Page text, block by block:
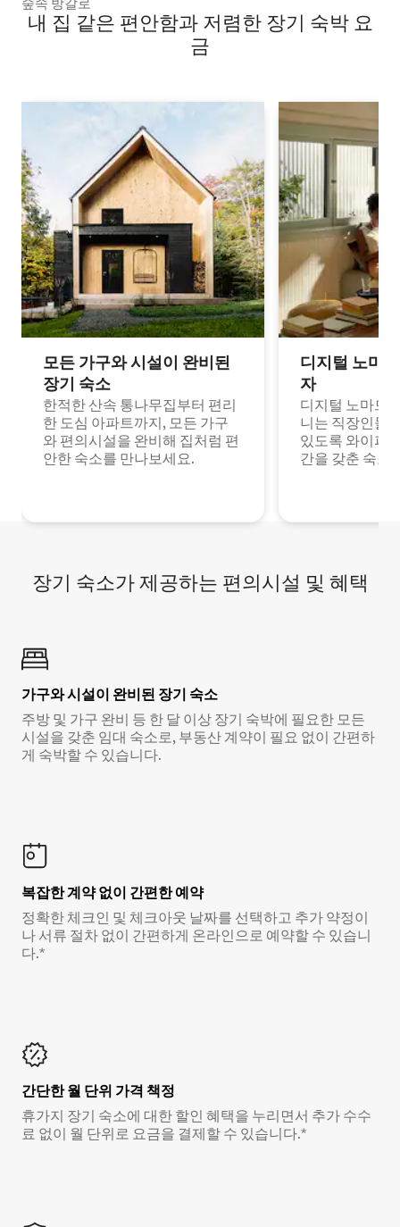
내 집 같은 편안함과 저렴한 장기 숙박 요
금
모든 가구와 시설이 완비된
장기 숙소
한적한 산속 통나무집부터 편리
한 도심 아파트까지, 모든 가구
와 편의시설을 완비해 집처럼 편
안한 숙소를 만나보세요.
디지털 노마
자
디지털 노마드
니는 직장인들
있도록 와이파
간을 갖춘 숙소
장기 숙소가 제공하는 편의시설 및 혜택
가구와 시설이 완비된 장기 숙소
주방 및 가구 완비 등 한 달 이상 장기 숙박에 필요한 모든
시설을 갖춘 임대 숙소로, 부동산 계약이 필요 없이 간편하
게 숙박할 수 있습니다.
복잡한 계약 없이 간편한 예약
정확한 체크인 및 체크아웃 날짜를 선택하고 추가 약정이
나 서류 절차 없이 간편하게 온라인으로 예약할 수 있습니
다.*
간단한 월 단위 가격 책정
휴가지 장기 숙소에 대한 할인 혜택을 누리면서 추가 수수
료 없이 월 단위로 요금을 결제할 수 있습니다.*